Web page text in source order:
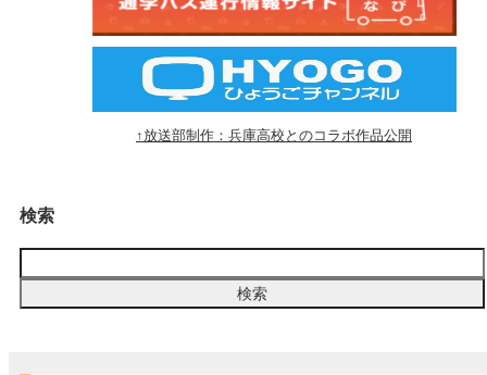
↑放送部制作：兵庫高校とのコラボ作品公開
検索